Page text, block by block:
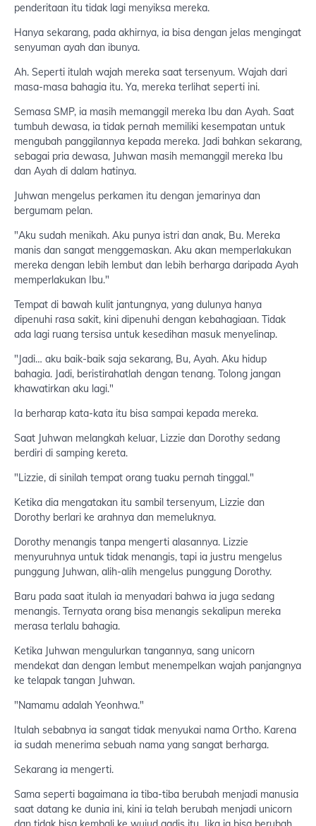
penderitaan itu tidak lagi menyiksa mereka.
Hanya sekarang, pada akhirnya, ia bisa dengan jelas mengingat
senyuman ayah dan ibunya.
Ah. Seperti itulah wajah mereka saat tersenyum. Wajah dari
masa-masa bahagia itu. Ya, mereka terlihat seperti ini.
Semasa SMP, ia masih memanggil mereka Ibu dan Ayah. Saat
tumbuh dewasa, ia tidak pernah memiliki kesempatan untuk
mengubah panggilannya kepada mereka. Jadi bahkan sekarang,
sebagai pria dewasa, Juhwan masih memanggil mereka Ibu
dan Ayah di dalam hatinya.
Juhwan mengelus perkamen itu dengan jemarinya dan
bergumam pelan.
"Aku sudah menikah. Aku punya istri dan anak, Bu. Mereka
manis dan sangat menggemaskan. Aku akan memperlakukan
mereka dengan lebih lembut dan lebih berharga daripada Ayah
memperlakukan Ibu."
Tempat di bawah kulit jantungnya, yang dulunya hanya
dipenuhi rasa sakit, kini dipenuhi dengan kebahagiaan. Tidak
ada lagi ruang tersisa untuk kesedihan masuk menyelinap.
"Jadi… aku baik-baik saja sekarang, Bu, Ayah. Aku hidup
bahagia. Jadi, beristirahatlah dengan tenang. Tolong jangan
khawatirkan aku lagi."
Ia berharap kata-kata itu bisa sampai kepada mereka.
Saat Juhwan melangkah keluar, Lizzie dan Dorothy sedang
berdiri di samping kereta.
"Lizzie, di sinilah tempat orang tuaku pernah tinggal."
Ketika dia mengatakan itu sambil tersenyum, Lizzie dan
Dorothy berlari ke arahnya dan memeluknya.
Dorothy menangis tanpa mengerti alasannya. Lizzie
menyuruhnya untuk tidak menangis, tapi ia justru mengelus
punggung Juhwan, alih-alih mengelus punggung Dorothy.
Baru pada saat itulah ia menyadari bahwa ia juga sedang
menangis. Ternyata orang bisa menangis sekalipun mereka
merasa terlalu bahagia.
Ketika Juhwan mengulurkan tangannya, sang unicorn
mendekat dan dengan lembut menempelkan wajah panjangnya
ke telapak tangan Juhwan.
"Namamu adalah Yeonhwa."
Itulah sebabnya ia sangat tidak menyukai nama Ortho. Karena
ia sudah menerima sebuah nama yang sangat berharga.
Sekarang ia mengerti.
Sama seperti bagaimana ia tiba-tiba berubah menjadi manusia
saat datang ke dunia ini, kini ia telah berubah menjadi unicorn